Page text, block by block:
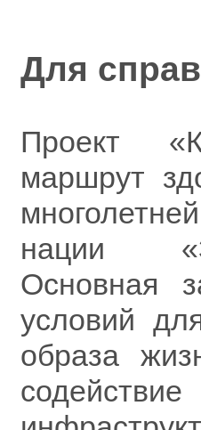
Для
Проект
маршрут
нации
Основная
условий
образа